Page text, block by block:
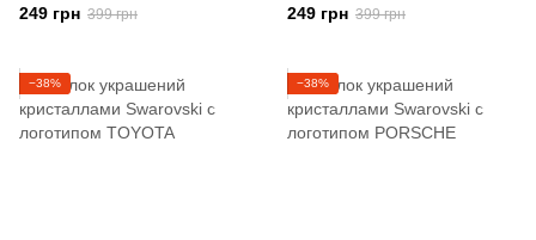
логотипом MAZDA
249 грн 399 грн
логотипом NISSAN
249 грн 399 грн
−38% −38%